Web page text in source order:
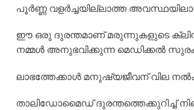
പൂർണ്ണ വളർച്ചയില്ലാത്ത
ഈ ഒരു ദുരന്തമാണ് മരുന്നുകളുടെ
നമ്മൾ അനുഭവിക്കുന്ന മെഡിക്കൽ
ലാഭത്തേക്കാൾ മനുഷ്യജീവന് വില
താലിഡോമൈഡ് ദുരന്തത്തെക്കുറിച്ച്